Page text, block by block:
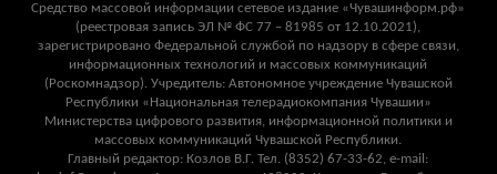
Средство массовой информации сетевое издание «Чувашинформ.рф»
(реестровая запись ЭЛ № ФС 77 – 81985 от 12.10.2021),
зарегистрировано Федеральной службой по надзору в сфере связи,
информационных технологий и массовых коммуникаций
(Роскомнадзор). Учредитель: Автономное учреждение Чувашской
Республики «Национальная телерадиокомпания Чувашии»
Министерства цифрового развития, информационной политики и
массовых коммуникаций Чувашской Республики.
Главный редактор: Козлов В.Г. Тел. (8352) 67-33-62, e-mail: